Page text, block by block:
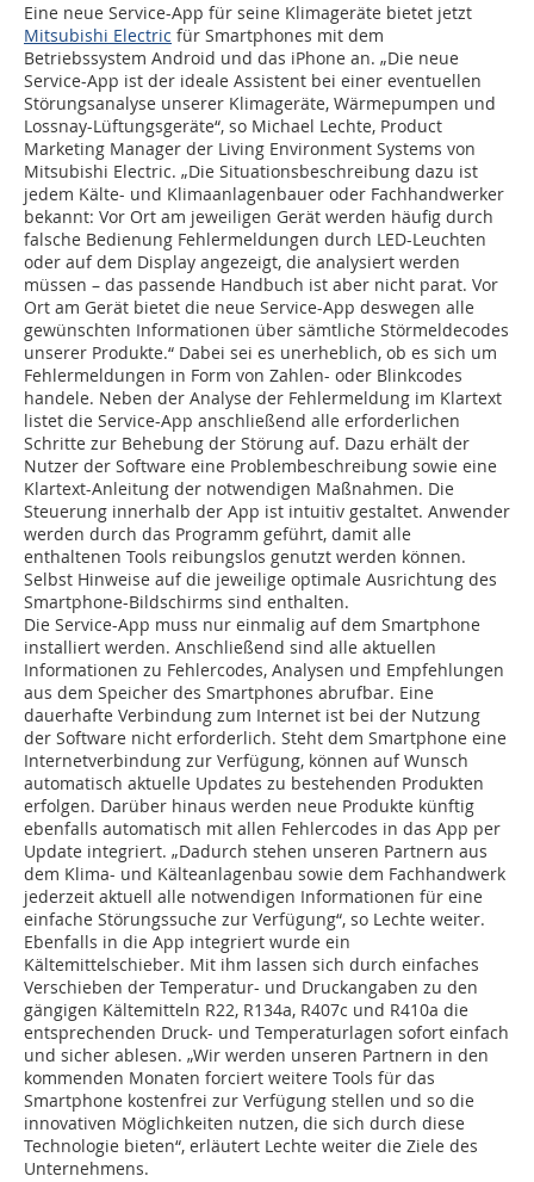
Eine neue Service-App für seine Klimageräte bietet jetzt
Mitsubishi Electric für Smartphones mit dem
Betriebssystem Android und das iPhone an. „Die neue
Service-App ist der ideale Assistent bei einer eventuellen
Störungsanalyse unserer Klimageräte, Wärmepumpen und
Lossnay-Lüftungsgeräte“, so Michael Lechte, Product
Marketing Manager der Living Environment Systems von
Mitsubishi Electric. „Die Situationsbeschreibung dazu ist
jedem Kälte- und Klimaanlagenbauer oder Fachhandwerker
bekannt: Vor Ort am jeweiligen Gerät werden häufig durch
falsche Bedienung Fehlermeldungen durch LED-Leuchten
oder auf dem Display angezeigt, die analysiert werden
müssen – das passende Handbuch ist aber nicht parat. Vor
Ort am Gerät bietet die neue Service-App deswegen alle
gewünschten Informationen über sämtliche Störmeldecodes
unserer Produkte.“ Dabei sei es unerheblich, ob es sich um
Fehlermeldungen in Form von Zahlen- oder Blinkcodes
handele. Neben der Analyse der Fehlermeldung im Klartext
listet die Service-App anschließend alle erforderlichen
Schritte zur Behebung der Störung auf. Dazu erhält der
Nutzer der Software eine Problembeschreibung sowie eine
Klartext-Anleitung der notwendigen Maßnahmen. Die
Steuerung innerhalb der App ist intuitiv gestaltet. Anwender
werden durch das Programm geführt, damit alle
enthaltenen Tools reibungslos genutzt werden können.
Selbst Hinweise auf die jeweilige optimale Ausrichtung des
Smartphone-Bildschirms sind enthalten.
Die Service-App muss nur einmalig auf dem Smartphone
installiert werden. Anschließend sind alle aktuellen
Informationen zu Fehlercodes, Analysen und Empfehlungen
aus dem Speicher des Smartphones abrufbar. Eine
dauerhafte Verbindung zum Internet ist bei der Nutzung
der Software nicht erforderlich. Steht dem Smartphone eine
Internetverbindung zur Verfügung, können auf Wunsch
automatisch aktuelle Updates zu bestehenden Produkten
erfolgen. Darüber hinaus werden neue Produkte künftig
ebenfalls automatisch mit allen Fehlercodes in das App per
Update integriert. „Dadurch stehen unseren Partnern aus
dem Klima- und Kälteanlagenbau sowie dem Fachhandwerk
jederzeit aktuell alle notwendigen Informationen für eine
einfache Störungssuche zur Verfügung“, so Lechte weiter.
Ebenfalls in die App integriert wurde ein
Kältemittelschieber. Mit ihm lassen sich durch einfaches
Verschieben der Temperatur- und Druckangaben zu den
gängigen Kältemitteln R22, R134a, R407c und R410a die
entsprechenden Druck- und Temperaturlagen sofort einfach
und sicher ablesen. „Wir werden unseren Partnern in den
kommenden Monaten forciert weitere Tools für das
Smartphone kostenfrei zur Verfügung stellen und so die
innovativen Möglichkeiten nutzen, die sich durch diese
Technologie bieten“, erläutert Lechte weiter die Ziele des
Unternehmens.